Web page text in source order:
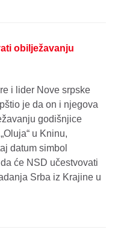
obilježavanju
i lider Nove srpske
je da on i njegova
godišnjice
u Kninu,
datum simbol
će NSD učestvovati
Srba iz Krajine u